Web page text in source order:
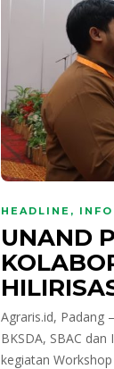
HEADLINE ,
UNAND
Agraris.id, Padang
BKSDA, SBAC
kegiatan